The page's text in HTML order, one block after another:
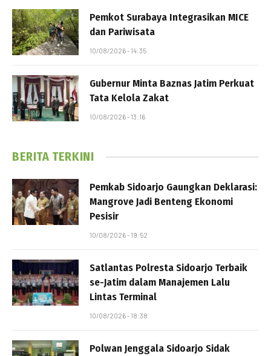
Pemkot Surabaya Integrasikan MICE
dan Pariwisata
10/08/2026 - 14:35
Gubernur Minta Baznas Jatim Perkuat
Tata Kelola Zakat
10/08/2026 - 13:16
BERITA TERKINI
Pemkab Sidoarjo Gaungkan Deklarasi:
Mangrove Jadi Benteng Ekonomi
Pesisir
10/08/2026 - 19:52
Satlantas Polresta Sidoarjo Terbaik
se-Jatim dalam Manajemen Lalu
Lintas Terminal
10/08/2026 - 18:38
Polwan Jenggala Sidoarjo Sidak